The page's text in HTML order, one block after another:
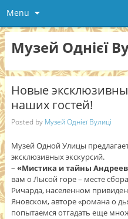
Menu
Музей Однієї
Новые
наших гостей!
Posted by Музей Однієї Вулиці
Музей Одной Улицы
эксклюзивных экскурсий.
– «Мистика и тайны
вам о Лысой горе – месте
Ричарда, населенном
Яновском, авторе «романа о
попытаемся отгадать еще